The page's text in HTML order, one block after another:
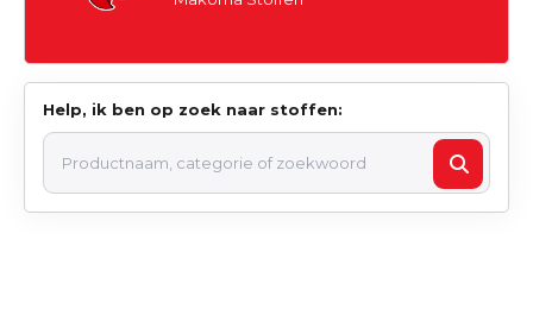
Help, ik ben op zoek naar stoffen: